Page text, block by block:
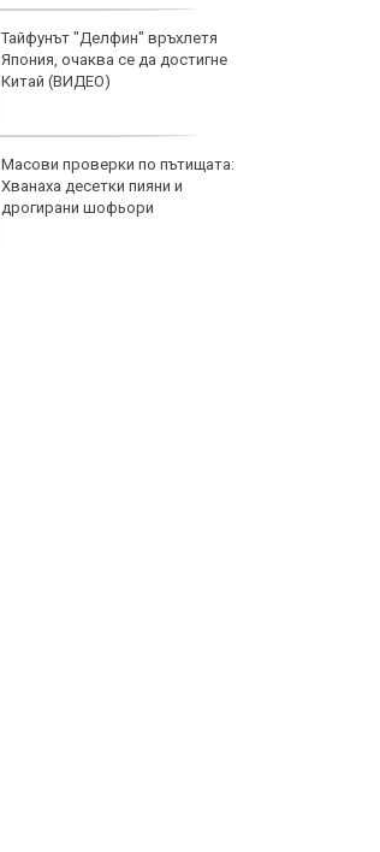
Тайфунът "Делфин" връхлетя
Япония, очаква се да достигне
Китай (ВИДЕО)
Масови проверки по пътищата:
Хванаха десетки пияни и
дрогирани шофьори